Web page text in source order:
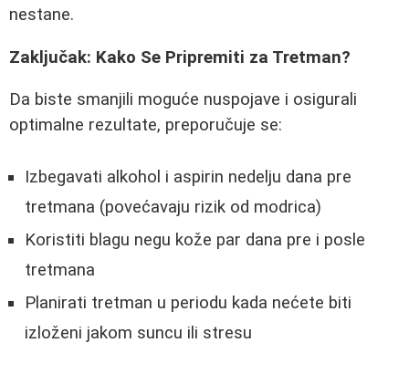
nestane.
Zaključak: Kako Se Pripremiti za Tretman?
Da biste smanjili moguće nuspojave i osigurali
optimalne rezultate, preporučuje se:
Izbegavati alkohol i aspirin nedelju dana pre
tretmana (povećavaju rizik od modrica)
Koristiti blagu negu kože par dana pre i posle
tretmana
Planirati tretman u periodu kada nećete biti
izloženi jakom suncu ili stresu